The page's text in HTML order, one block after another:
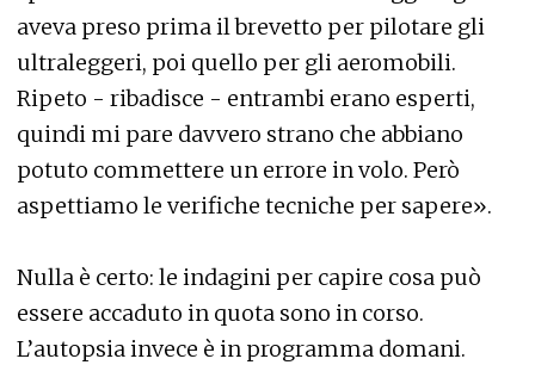
aveva preso prima il brevetto per pilotare gli
ultraleggeri, poi quello per gli aeromobili.
Ripeto - ribadisce - entrambi erano esperti,
quindi mi pare davvero strano che abbiano
potuto commettere un errore in volo. Però
aspettiamo le verifiche tecniche per sapere».
Nulla è certo: le indagini per capire cosa può
essere accaduto in quota sono in corso.
L’autopsia invece è in programma domani.